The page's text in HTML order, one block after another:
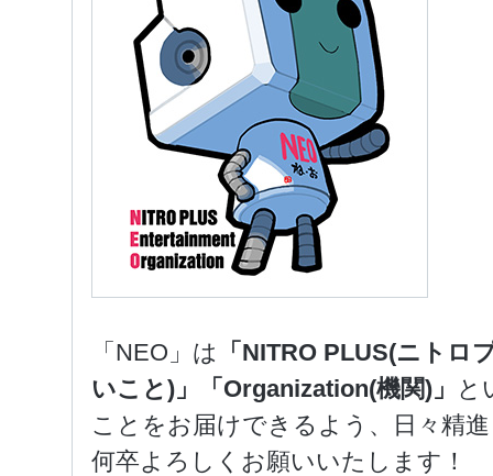
「NEO」は
「NITRO PLUS(ニト
いこと)」「Organization(機関)」 と
ことをお届けできるよう、日々精
何卒よろしくお願いいたします！